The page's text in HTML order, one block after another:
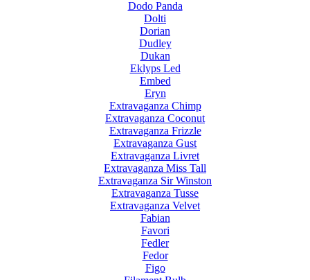
Dodo Panda
Dolti
Dorian
Dudley
Dukan
Eklyps Led
Embed
Eryn
Extravaganza Chimp
Extravaganza Coconut
Extravaganza Frizzle
Extravaganza Gust
Extravaganza Livret
Extravaganza Miss Tall
Extravaganza Sir Winston
Extravaganza Tusse
Extravaganza Velvet
Fabian
Favori
Fedler
Fedor
Figo